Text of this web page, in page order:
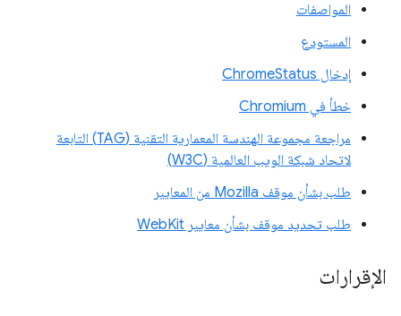
المواصفات
المستودع
إدخال ChromeStatus
خطأ في Chromium
مراجعة مجموعة الهندسة المعمارية التقنية (TAG) التابعة
لاتحاد شبكة الويب العالمية (W3C)
طلب بشأن موقف Mozilla من المعايير
طلب تحديد موقف بشأن معايير WebKit
الإقرارات